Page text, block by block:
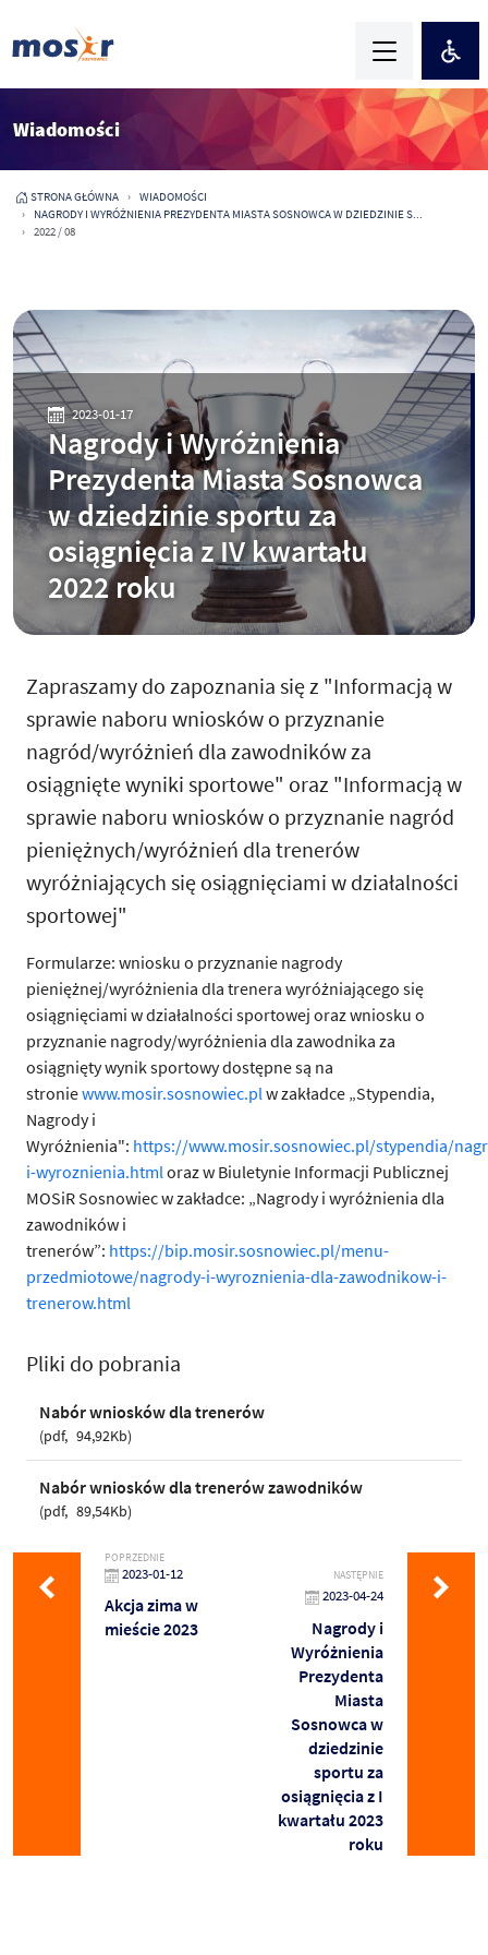
Wiadomości
STRONA GŁÓWNA
WIADOMOŚCI
NAGRODY I WYRÓŻNIENIA PREZYDENTA MIASTA SOSNOWCA W DZIEDZINIE S...
2022 / 08
2023-01-17
Nagrody i Wyróżnienia
Prezydenta Miasta Sosnowca
w dziedzinie sportu za
osiągnięcia z IV kwartału
2022 roku
Zapraszamy do zapoznania się z "Informacją w
sprawie naboru wniosków o przyznanie
nagród/wyróżnień dla zawodników za
osiągnięte wyniki sportowe" oraz "Informacją w
sprawie naboru wniosków o przyznanie nagród
pieniężnych/wyróżnień dla trenerów
wyróżniających się osiągnięciami w działalności
sportowej"
Formularze: wniosku o przyznanie nagrody
pieniężnej/wyróżnienia dla trenera wyróżniającego się
osiągnięciami w działalności sportowej oraz wniosku o
przyznanie nagrody/wyróżnienia dla zawodnika za
osiągnięty wynik sportowy dostępne są na
stroniewww.mosir.sosnowiec.plw zakładce „Stypendia,
Nagrody i
Wyróżnienia": https://www.mosir.sosnowiec.pl/stypendia/
i-wyroznienia.htmloraz w Biuletynie Informacji Publicznej
MOSiR Sosnowiec w zakładce: „Nagrody i wyróżnienia dla
zawodników i
trenerów”: https://bip.mosir.sosnowiec.pl/menu-
przedmiotowe/nagrody-i-wyroznienia-dla-zawodnikow-i-
trenerow.html
Pliki do pobrania
Nabór wniosków dla trenerów
pdf 94,92Kb
Nabór wniosków dla trenerów zawodników
pdf 89,54Kb
POPRZEDNIE
2023-01-12
Akcja zima w
mieście 2023
NASTĘPNIE
2023-04-24
Nagrody i
Wyróżnienia
Prezydenta
Miasta
Sosnowca w
dziedzinie
sportu za
osiągnięcia z I
kwartału 2023
roku